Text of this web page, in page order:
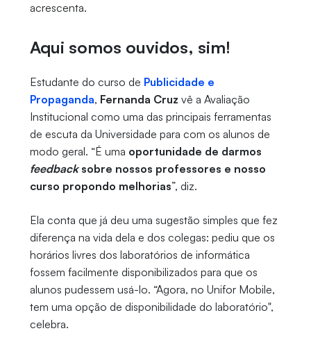
acrescenta.
Aqui somos ouvidos, sim!
Estudante do curso de Publicidade e
Propaganda, Fernanda Cruz vê a Avaliação
Institucional como uma das principais ferramentas
de escuta da Universidade para com os alunos de
modo geral. “É uma oportunidade de darmos
feedback sobre nossos professores e nosso
curso propondo melhorias”, diz.
Ela conta que já deu uma sugestão simples que fez
diferença na vida dela e dos colegas: pediu que os
horários livres dos laboratórios de informática
fossem facilmente disponibilizados para que os
alunos pudessem usá-lo. “Agora, no Unifor Mobile,
tem uma opção de disponibilidade do laboratório",
celebra.